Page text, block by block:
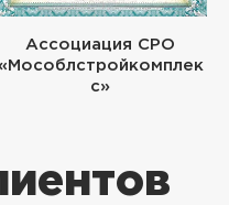
Ассоциация СРО
с»